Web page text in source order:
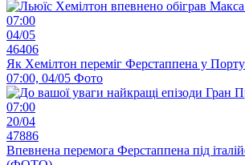
07:00
04/05
46406
Як Хемілтон переміг Ферстаппена у
07:00, 04/05 Фото
07:00
20/04
47886
Впевнена перемога Ферстаппена під